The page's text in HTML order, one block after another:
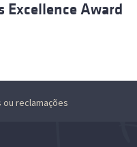
Excellence Award
reclamações